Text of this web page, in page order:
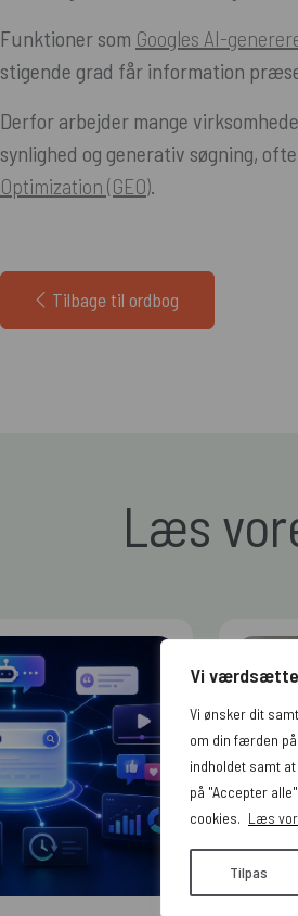
Vi
Vi ønsker dit
om din færden
indholdet samt
på "Accepter
cookies. Læs
Tilpas
Funktioner som Googles AI-
stigende grad får information
Derfor arbejder mange
synlighed og generativ søgning,
Optimization (GEO).
Tilbage til ordbog
Læs